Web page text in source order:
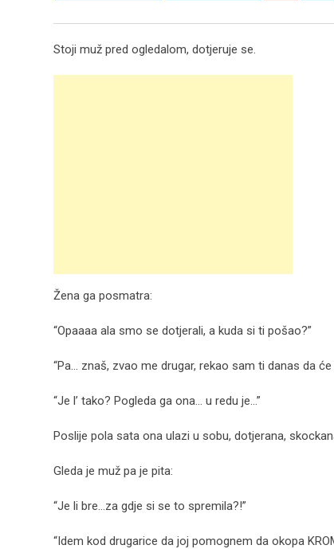
Stoji muž pred ogledalom, dotjeruje se.
Žena ga posmatra:
“Opaaaa ala smo se dotjerali, a kuda si ti pošao?”
“Pa… znaš, zvao me drugar, rekao sam ti danas da
“Je l’ tako? Pogleda ga ona… u redu je…”
Poslije pola sata ona ulazi u sobu, dotjerana,
Gleda je muž pa je pita:
“Je li bre…za gdje si se to spremila?!”
“Idem kod drugarice da joj pomognem da okopa